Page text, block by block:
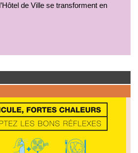
de Ville se transforment en